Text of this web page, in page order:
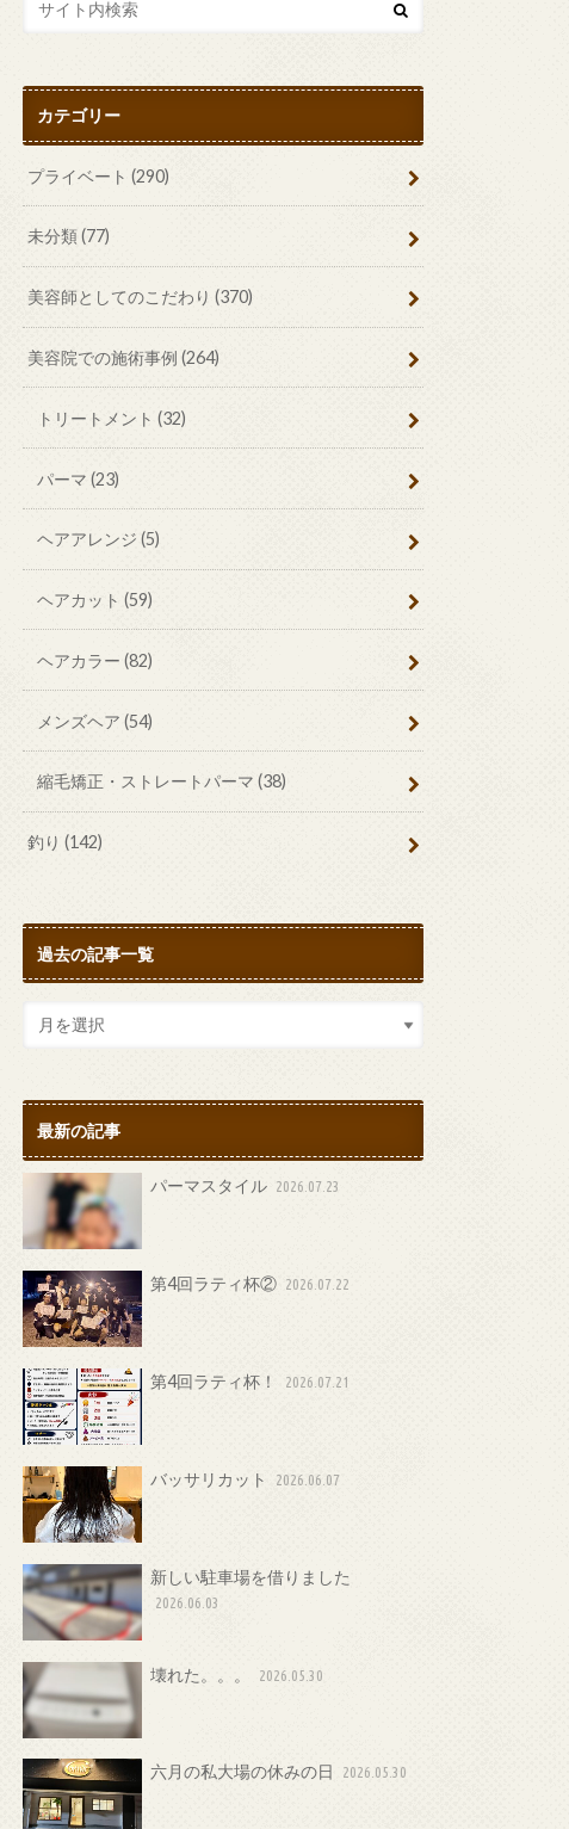
カテゴリー
プライベート(290)
未分類(77)
美容師としてのこだわり(370)
美容院での施術事例(264)
トリートメント (32)
パーマ (23)
ヘアアレンジ (5)
ヘアカット (59)
ヘアカラー (82)
メンズヘア (54)
縮毛矯正・ストレートパーマ (38)
釣り(142)
過去の記事一覧
最新の記事
パーマスタイル 2026.07.23
第4回ラティ杯② 2026.07.22
第4回ラティ杯！ 2026.07.21
バッサリカット 2026.06.07
新しい駐車場を借りました
2026.06.03
壊れた。。。 2026.05.30
六月の私大場の休みの日 2026.05.30